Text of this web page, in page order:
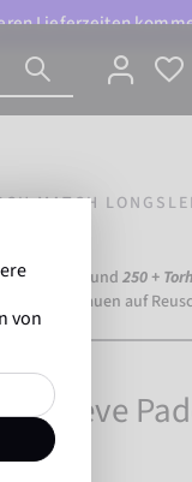
Lieferzeiten
MATCH
Dortmund) und 250 +
vertrauen auf
von